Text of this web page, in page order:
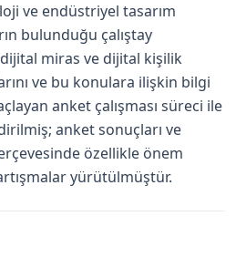
ve endüstriyel tasarım
bulunduğu çalıştay
miras ve dijital kişilik
ve bu konulara ilişkin bilgi
anket çalışması süreci ile
anket sonuçları ve
özellikle önem
yürütülmüştür.